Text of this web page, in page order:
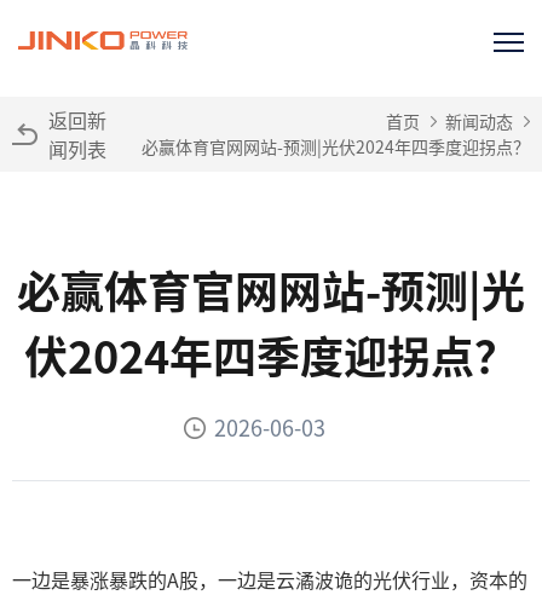
返回新
闻列表
首页
新闻动态
必赢体育官网网站-预测|光伏2024年四季度迎拐点？
必赢体育官网网站-预测|光
伏2024年四季度迎拐点？
2026-06-03
一边是暴涨暴跌的A股，一边是云潏波诡的光伏行业，资本的